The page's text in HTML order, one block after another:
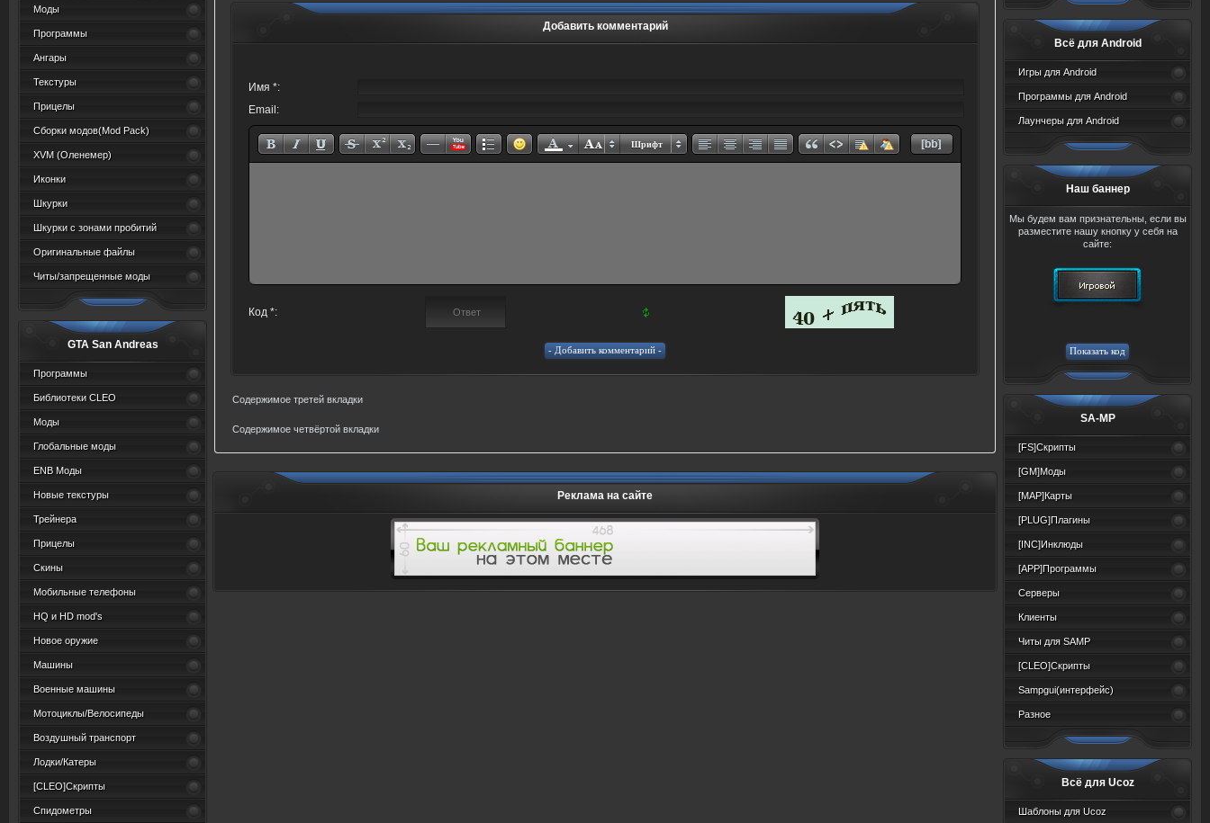
Моды
Программы
Ангары
Текстуры
Прицелы
Сборки модов(Mod Pack)
XVM (Oленемер)
Иконки
Шкурки
Шкурки с зонами пробитий
Оригинальные файлы
Читы/запрещенные моды
GTA San Andreas
Программы
Библиотеки CLEO
Моды
Глобальные моды
ENB Моды
Новые текстуры
Трейнера
Прицелы
Скины
Мобильные телефоны
HQ и HD mod's
Новое оружие
Машины
Военные машины
Мотоциклы/Велосипеды
Воздушный транспорт
Лодки/Катеры
[CLEO]Скрипты
Спидометры
Всё для Android
Игры для Android
Программы для Android
Лаунчеры для Android
Наш баннер
Мы будем вам признательны, если вы
разместите нашу кнопку у себя на
сайте:
SA-MP
[FS]Скрипты
[GM]Моды
[MAP]Карты
[PLUG]Плагины
[INC]Инклюды
[APP]Программы
Серверы
Клиенты
Читы для SAMP
[CLEO]Скрипты
Sampgui(интерфейс)
Разное
Всё для Ucoz
Шаблоны для Ucoz
Добавить комментарий
Имя *:
Email:
Шрифт
Код *:
Содержимое третей вкладки
Содержимое четвёртой вкладки
Реклама на сайте